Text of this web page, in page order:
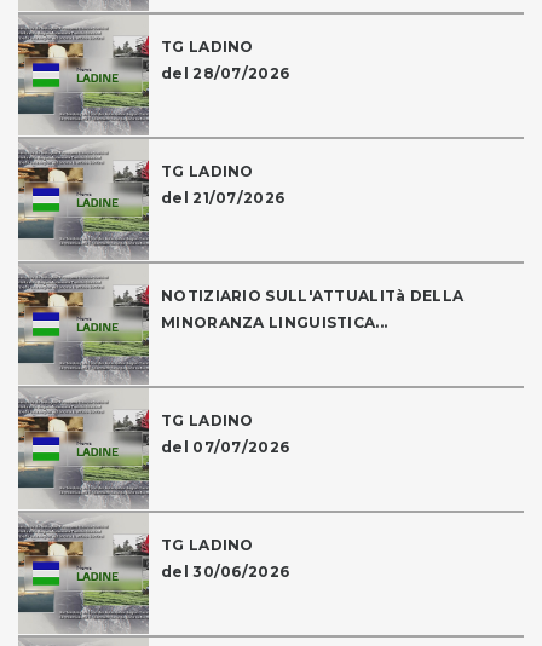
TG LADINO
del 28/07/2026
TG LADINO
del 21/07/2026
NOTIZIARIO SULL'ATTUALITà DELLA
MINORANZA LINGUISTICA...
TG LADINO
del 07/07/2026
TG LADINO
del 30/06/2026